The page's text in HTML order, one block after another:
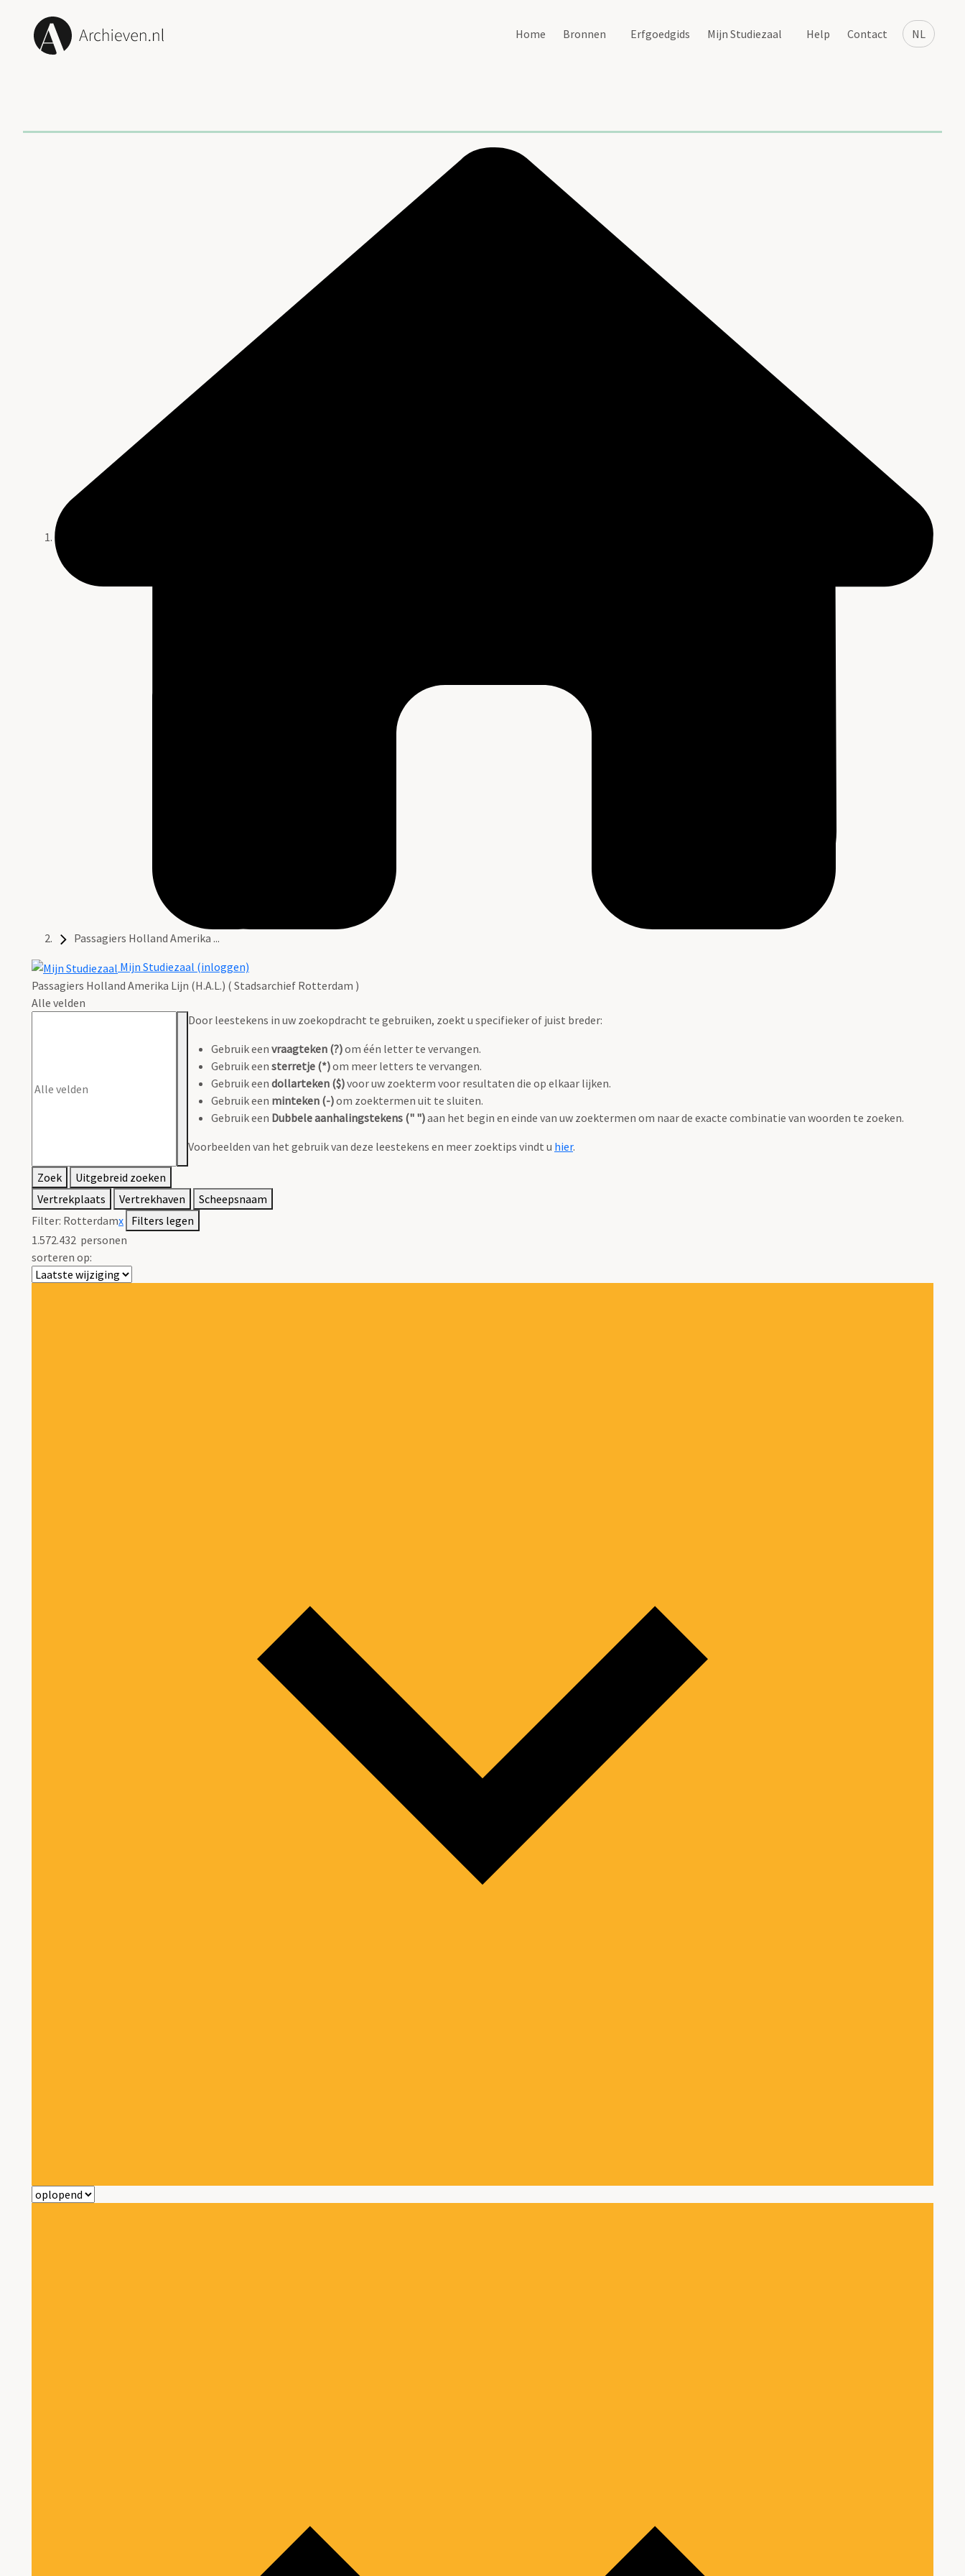
NL
Home Bronnen Erfgoedgids Mijn Studiezaal Help Contact
Passagiers Holland Amerika ...
Mijn Studiezaal (inloggen)
Passagiers Holland Amerika Lijn (H.A.L.) ( Stadsarchief Rotterdam )
Alle velden
Door leestekens in uw zoekopdracht te gebruiken, zoekt u specifieker of juist breder:
Gebruik een vraagteken (?)om één letter te vervangen.
Gebruik een sterretje (*)om meer letters te vervangen.
Gebruik een dollarteken ($)voor uw zoekterm voor resultaten die op elkaar lijken.
Gebruik een minteken (-)om zoektermen uit te sluiten.
Gebruik een Dubbele aanhalingstekens (" ")aan het begin en einde van uw zoektermen om naar de exacte combinatie van woorden te zoeken.
Voorbeelden van het gebruik van deze leestekens en meer zoektips vindt u hier.
Zoek
Uitgebreid zoeken
Vertrekplaats
Vertrekhaven
Scheepsnaam
Filter: Rotterdamx Filters legen
1.572.432 personen
sorteren op: